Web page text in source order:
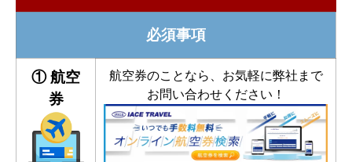
必須事項
① 航空
券
航空券のことなら、お気軽に弊社まで
お問い合わせください！